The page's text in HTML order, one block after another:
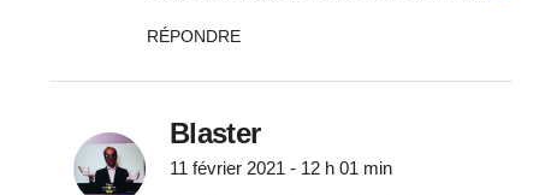
RÉPONDRE
Blaster
11 février 2021 - 12 h 01 min